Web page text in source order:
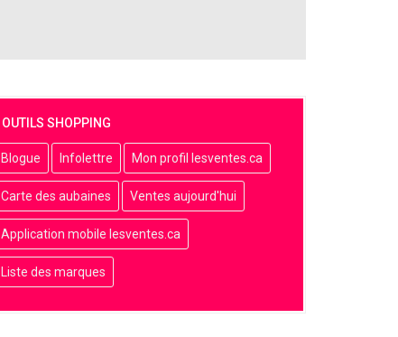
OUTILS SHOPPING
Blogue Infolettre Mon profil lesventes.ca
Carte des aubaines Ventes aujourd'hui
Application mobile lesventes.ca
Liste des marques